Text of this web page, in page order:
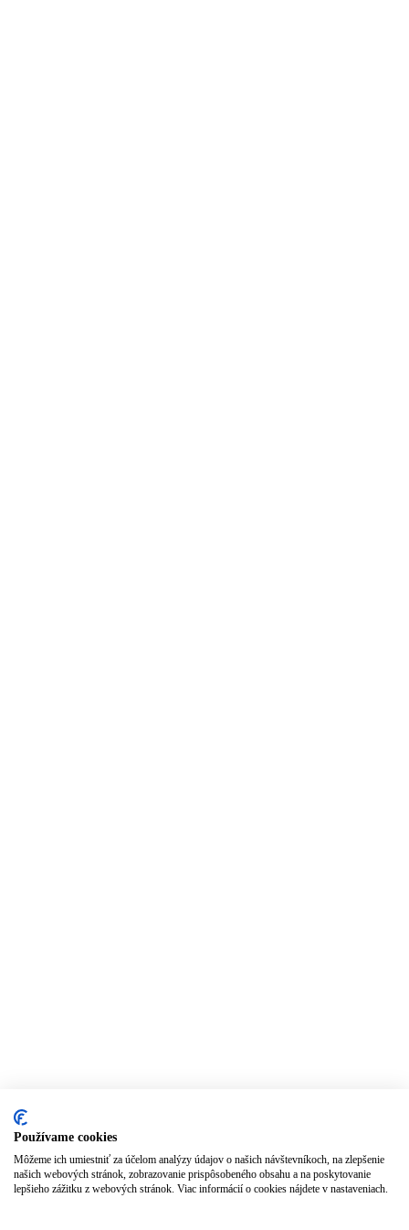
Používame cookies
Môžeme ich umiestniť za účelom analýzy údajov o našich návštevníkoch, na zlepšenie
našich webových stránok, zobrazovanie prispôsobeného obsahu a na poskytovanie
lepšieho zážitku z webových stránok. Viac informácií o cookies nájdete v nastaveniach.